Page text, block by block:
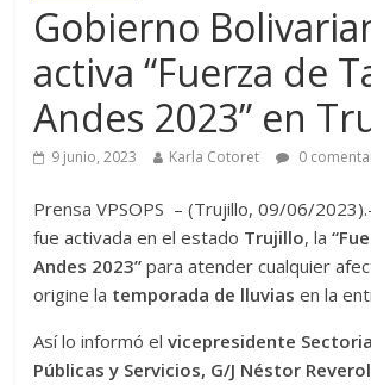
Gobierno
activa “Fuerza de
Andes 2023” en
9 junio, 2023 Karla Cotoret 0
Prensa VPSOPS – (Trujillo, 09/06/
fue activada en el estado Trujillo, la
Andes 2023” para atender cualquier
origine la temporada de lluvias en la
Así lo informó elvicepresidente
Públicas y Servicios, G/J Néstor Reverol